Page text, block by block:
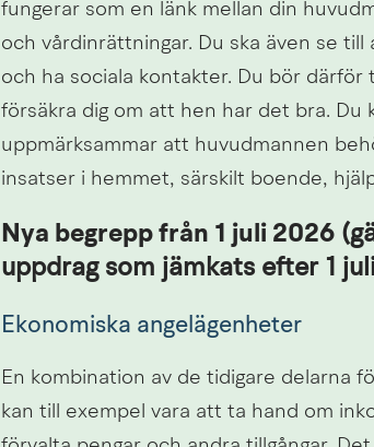
fungerar som en länk mellan din
och vårdinrättningar. Du ska även se
och ha sociala kontakter. Du bör
försäkra dig om att hen har det bra. Du
uppmärksammar att huvudmannen
insatser i hemmet, särskilt boende,
Nya begrepp från 1 juli 2026
uppdrag som jämkats efter 1
Ekonomiska angelägenheter
En kombination av de tidigare delarna
kan till exempel vara att ta hand om